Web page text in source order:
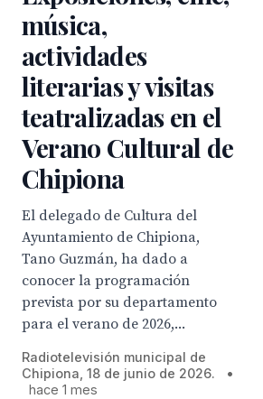
música,
actividades
literarias y visitas
teatralizadas en el
Verano Cultural de
Chipiona
El delegado de Cultura del
Ayuntamiento de Chipiona,
Tano Guzmán, ha dado a
conocer la programación
prevista por su departamento
para el verano de 2026,...
Radiotelevisión municipal de
Chipiona, 18 de junio de 2026.
•
hace 1 mes